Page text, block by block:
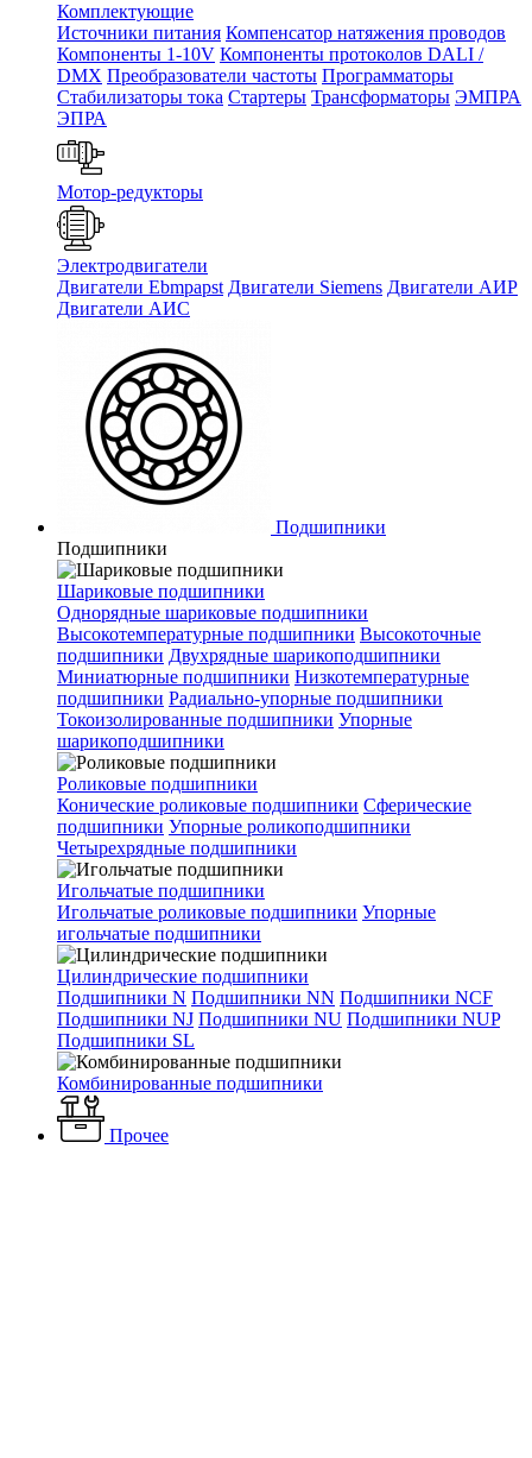
Комплектующие
Источники питания Компенсатор натяжения проводов
Компоненты 1-10V Компоненты протоколов DALI /
DMX Преобразователи частоты Программаторы
Стабилизаторы тока Стартеры Трансформаторы ЭМПРА
ЭПРА
Мотор-редукторы
Электродвигатели
Двигатели Ebmpapst Двигатели Siemens Двигатели АИР
Двигатели АИС
Подшипники
Подшипники
Шариковые подшипники
Однорядные шариковые подшипники
Высокотемпературные подшипники Высокоточные
подшипники Двухрядные шарикоподшипники
Миниатюрные подшипники Низкотемпературные
подшипники Радиально-упорные подшипники
Токоизолированные подшипники Упорные
шарикоподшипники
Роликовые подшипники
Конические роликовые подшипники Сферические
подшипники Упорные роликоподшипники
Четырехрядные подшипники
Игольчатые подшипники
Игольчатые роликовые подшипники Упорные
игольчатые подшипники
Цилиндрические подшипники
Подшипники N Подшипники NN Подшипники NCF
Подшипники NJ Подшипники NU Подшипники NUP
Подшипники SL
Комбинированные подшипники
Прочее